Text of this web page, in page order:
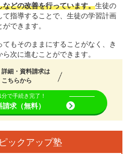
どの改善を行っています。生徒の
指導することで、生徒の学習計画
できます。
もそのままにすることがなく、き
次に進むことができます。
詳細・資料請求は
こちらから
で手続き完了！
請求（無料）
ックアップ塾